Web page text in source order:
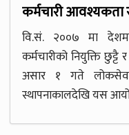
कर्मचारी आवश्यकता
वि.सं. २००७ मा देशमा
कर्मचारीको नियुक्ति छुट्टै
असार १ गते
स्थापनाकालदेखि यस